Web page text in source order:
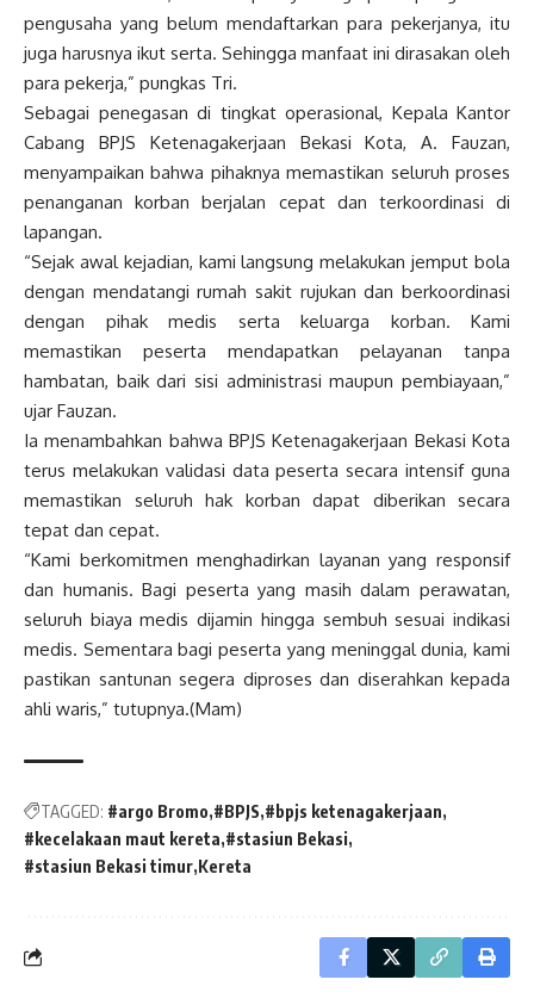
pengusaha yang belum mendaftarkan para pekerjanya, itu
juga harusnya ikut serta. Sehingga manfaat ini dirasakan oleh
para pekerja,” pungkas Tri.
Sebagai penegasan di tingkat operasional, Kepala Kantor
Cabang BPJS Ketenagakerjaan Bekasi Kota, A. Fauzan,
menyampaikan bahwa pihaknya memastikan seluruh proses
penanganan korban berjalan cepat dan terkoordinasi di
lapangan.
“Sejak awal kejadian, kami langsung melakukan jemput bola
dengan mendatangi rumah sakit rujukan dan berkoordinasi
dengan pihak medis serta keluarga korban. Kami
memastikan peserta mendapatkan pelayanan tanpa
hambatan, baik dari sisi administrasi maupun pembiayaan,”
ujar Fauzan.
Ia menambahkan bahwa BPJS Ketenagakerjaan Bekasi Kota
terus melakukan validasi data peserta secara intensif guna
memastikan seluruh hak korban dapat diberikan secara
tepat dan cepat.
“Kami berkomitmen menghadirkan layanan yang responsif
dan humanis. Bagi peserta yang masih dalam perawatan,
seluruh biaya medis dijamin hingga sembuh sesuai indikasi
medis. Sementara bagi peserta yang meninggal dunia, kami
pastikan santunan segera diproses dan diserahkan kepada
ahli waris,” tutupnya.(Mam)
TAGGED: #argo Bromo #BPJS #bpjs ketenagakerjaan
#kecelakaan maut kereta #stasiun Bekasi
#stasiun Bekasi timur Kereta